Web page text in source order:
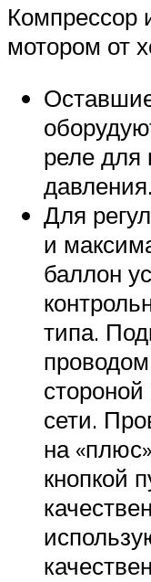
Компрессор
мотором от
реле для
давления.
Для
и
баллон
типа.
сети.
на
кнопкой